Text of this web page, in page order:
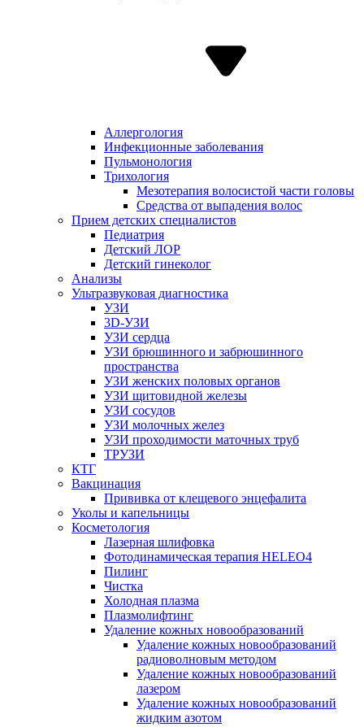
Аллергология
Инфекционные заболевания
Пульмонология
Трихология
Мезотерапия волосистой части головы
Средства от выпадения волос
Прием детских специалистов
Педиатрия
Детский ЛОР
Детский гинеколог
Анализы
Ультразвуковая диагностика
УЗИ
3D-УЗИ
УЗИ сердца
УЗИ брюшинного и забрюшинного
пространства
УЗИ женских половых органов
УЗИ щитовидной железы
УЗИ сосудов
УЗИ молочных желез
УЗИ проходимости маточных труб
ТРУЗИ
КТГ
Вакцинация
Прививка от клещевого энцефалита
Уколы и капельницы
Косметология
Лазерная шлифовка
Фотодинамическая терапия HELEO4
Пилинг
Чистка
Холодная плазма
Плазмолифтинг
Удаление кожных новообразований
Удаление кожных новообразований
радиоволновым методом
Удаление кожных новообразований
лазером
Удаление кожных новообразований
жидким азотом